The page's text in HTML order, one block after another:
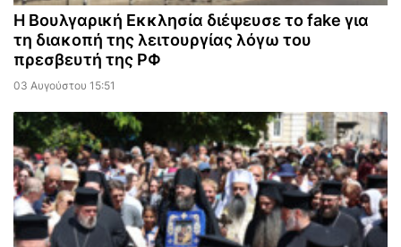
Η Βουλγαρική Εκκλησία διέψευσε το fake για
τη διακοπή της λειτουργίας λόγω του
πρεσβευτή της ΡΦ
03 Αυγούστου 15:51